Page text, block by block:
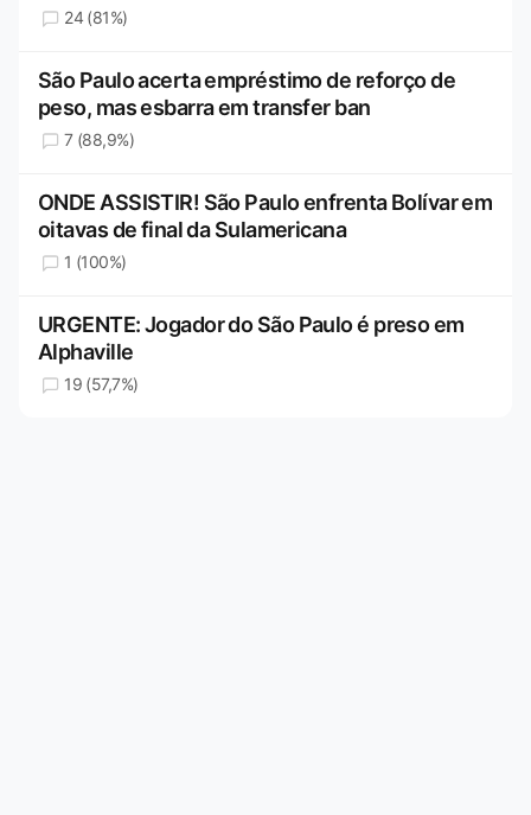
24 (81%)
São Paulo acerta empréstimo de reforço de
peso, mas esbarra em transfer ban
7 (88,9%)
ONDE ASSISTIR! São Paulo enfrenta Bolívar em
oitavas de final da Sulamericana
1 (100%)
URGENTE: Jogador do São Paulo é preso em
Alphaville
19 (57,7%)